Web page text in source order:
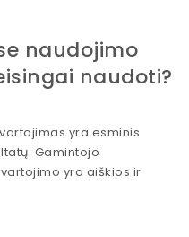
naudojimo
naudoti?
yra esminis
Gamintojo
yra aiškios ir